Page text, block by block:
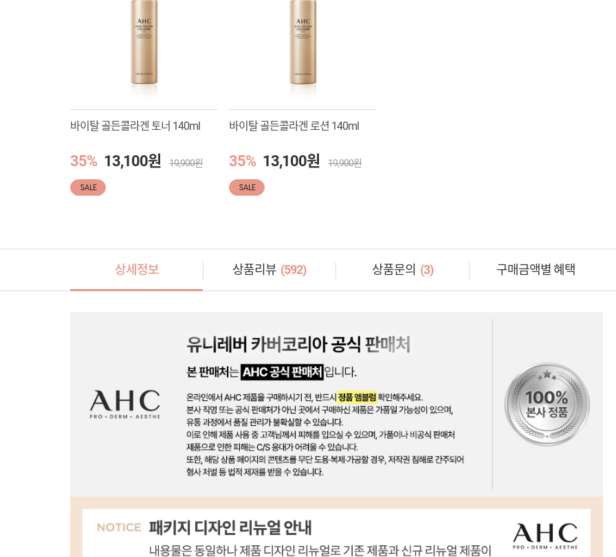
바이탈 골든콜라겐 토너 140ml
35% 13,100원 19,900원
SALE
바이탈 골든콜라겐 로션 140ml
35% 13,100원 19,900원
SALE
상세정보 상품리뷰 (592) 상품문의 (3) 구매금액별 혜택